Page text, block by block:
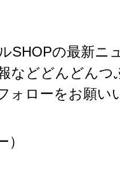
SHOPの最新ニ
などどんどんつ
ォローをお願い